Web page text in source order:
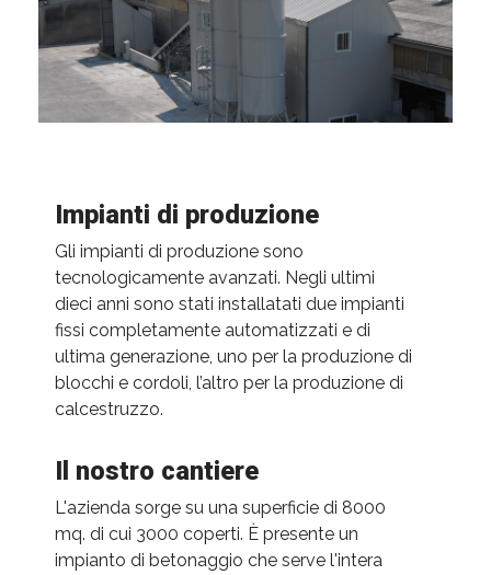
Impianti di produzione
Gli impianti di produzione sono
tecnologicamente avanzati. Negli ultimi
dieci anni sono stati installatati due impianti
fissi completamente automatizzati e di
ultima generazione, uno per la produzione di
blocchi e cordoli, l’altro per la produzione di
calcestruzzo.
Il nostro cantiere
L'azienda sorge su una superficie di 8000
mq. di cui 3000 coperti. È presente un
impianto di betonaggio che serve l'intera